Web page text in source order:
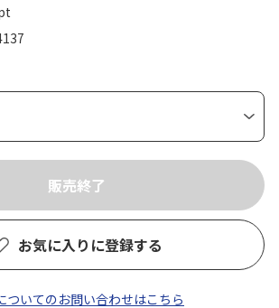
お気に入りに登録する
ついてのお問い合わせはこちら